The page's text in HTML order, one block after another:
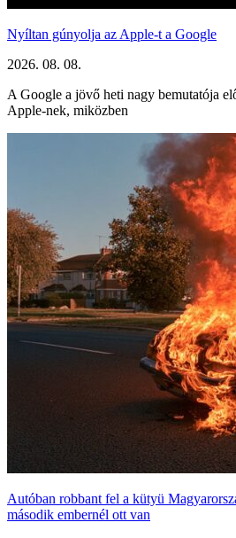
Nyíltan gúnyolja az Apple-t a Google
2026. 08. 08.
A Google a jövő heti nagy bemutatója
Apple-nek, miközben
Autóban robbant fel a kütyü
második embernél ott van